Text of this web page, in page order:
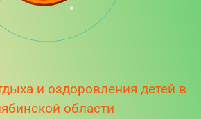
и оздоровления детей в
области